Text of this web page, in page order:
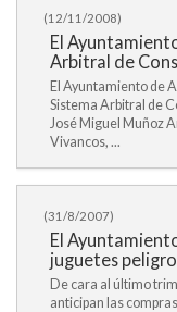
(12/11/2008)
El
Arbitral de
El Ayuntamiento de
Sistema Arbitral de
José Miguel Muñoz
Vivancos, ...
(31/8/2007)
El
juguetes
De cara al último
anticipan las